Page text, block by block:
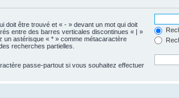
doit être trouvé et « - » devant un mot qui doit
entre des barres verticales discontinues « | »
un astérisque « * » comme métacaractère
recherches partielles.
passe-partout si vous souhaitez effectuer